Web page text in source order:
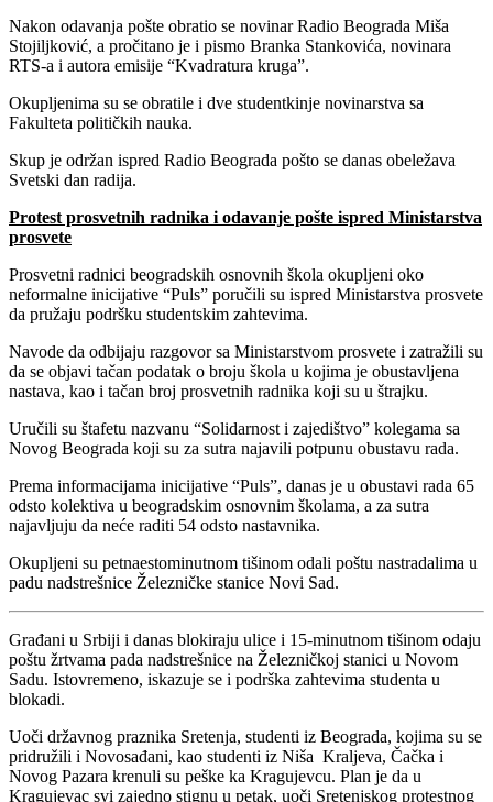
Nakon odavanja pošte obratio se novinar Radio Beograda Miša
Stojiljković, a pročitano je i pismo Branka Stankovića, novinara
RTS-a i autora emisije “Kvadratura kruga”.
Okupljenima su se obratile i dve studentkinje novinarstva sa
Fakulteta političkih nauka.
Skup je održan ispred Radio Beograda pošto se danas obeležava
Svetski dan radija.
Protest prosvetnih radnika i odavanje pošte ispred Ministarstva
prosvete
Prosvetni radnici beogradskih osnovnih škola okupljeni oko
neformalne inicijative “Puls” poručili su ispred Ministarstva prosvete
da pružaju podršku studentskim zahtevima.
Navode da odbijaju razgovor sa Ministarstvom prosvete i zatražili su
da se objavi tačan podatak o broju škola u kojima je obustavljena
nastava, kao i tačan broj prosvetnih radnika koji su u štrajku.
Uručili su štafetu nazvanu “Solidarnost i zajedištvo” kolegama sa
Novog Beograda koji su za sutra najavili potpunu obustavu rada.
Prema informacijama inicijative “Puls”, danas je u obustavi rada 65
odsto kolektiva u beogradskim osnovnim školama, a za sutra
najavljuju da neće raditi 54 odsto nastavnika.
Okupljeni su petnaestominutnom tišinom odali poštu nastradalima u
padu nadstrešnice Železničke stanice Novi Sad.
Građani u Srbiji i danas blokiraju ulice i 15-minutnom tišinom odaju
poštu žrtvama pada nadstrešnice na Železničkoj stanici u Novom
Sadu. Istovremeno, iskazuje se i podrška zahtevima studenta u
blokadi.
Uoči državnog praznika Sretenja, studenti iz Beograda, kojima su se
pridružili i Novosađani, kao studenti iz Niša Kraljeva, Čačka i
Novog Pazara krenuli su peške ka Kragujevcu. Plan je da u
Kragujevac svi zajedno stignu u petak, uoči Sretenjskog protestnog